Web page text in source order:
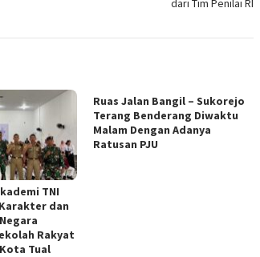
dari Tim Penilai RI
TNI
dan
Rakyat
Tual
Ruas Jalan Bangil – Sukorejo
Terang Benderang Diwaktu
Malam Dengan Adanya
Ratusan PJU